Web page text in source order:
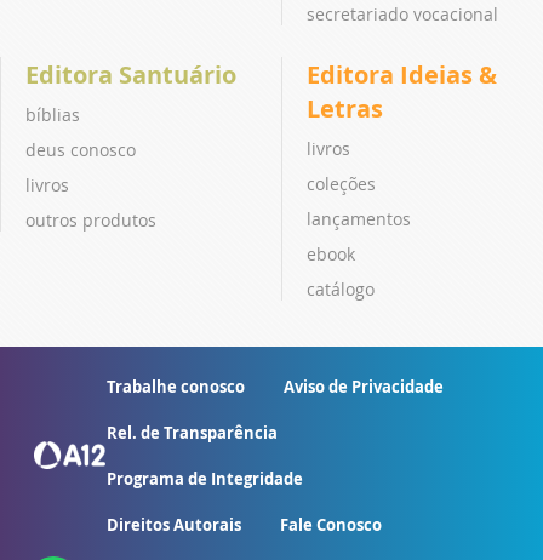
secretariado vocacional
Editora Santuário
bíblias
deus conosco
livros
outros produtos
Editora Ideias &
Letras
livros
coleções
lançamentos
ebook
catálogo
Trabalhe conosco Aviso de Privacidade
Rel. de Transparência
Programa de Integridade
Direitos Autorais Fale Conosco